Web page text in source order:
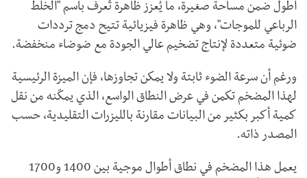
أطول ضمن مساحة صغيرة، ما يُعزز ظاهرة تُعرف باسم "الخلط
الرباعي للموجات"، وهي ظاهرة فيزيائية تتيح دمج ترددات
ضوئية متعددة لإنتاج تضخيم عالي الجودة مع ضوضاء منخفضة.
ورغم أن سرعة الضوء ثابتة ولا يمكن تجاوزها، فإن الميزة الرئيسية
لهذا المضخم تكمن في عرض النطاق الواسع، الذي يمكّنه من نقل
كمية أكبر بكثير من البيانات مقارنة بالليزرات التقليدية، حسب
المصدر ذاته.
يعمل هذا المضخم في نطاق أطوال موجية بين 1400 و1700